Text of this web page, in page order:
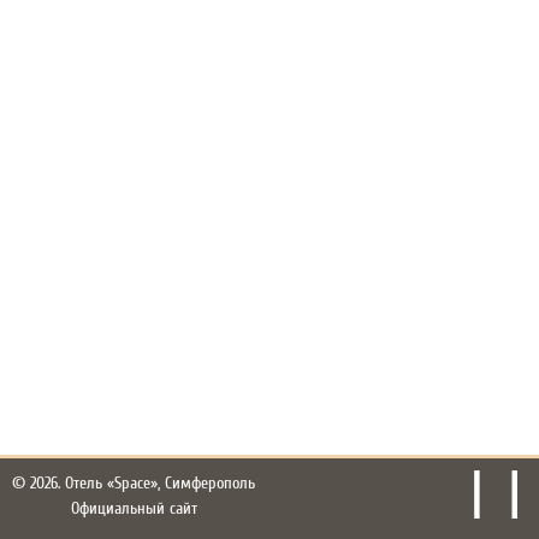
© 2026. Отель «Space», Симферополь
Официальный сайт